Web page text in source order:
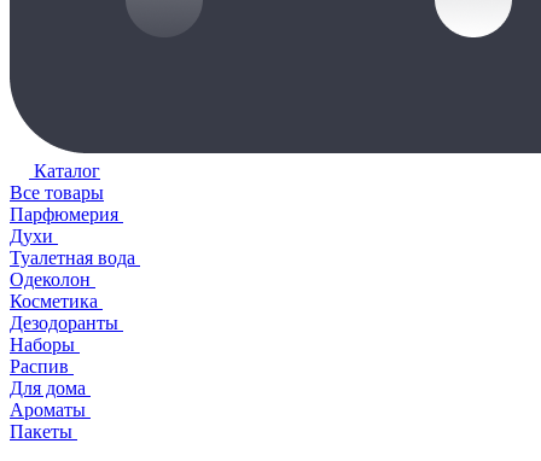
Каталог
Все товары
Парфюмерия
Духи
Туалетная вода
Одеколон
Косметика
Дезодоранты
Наборы
Распив
Для дома
Ароматы
Пакеты